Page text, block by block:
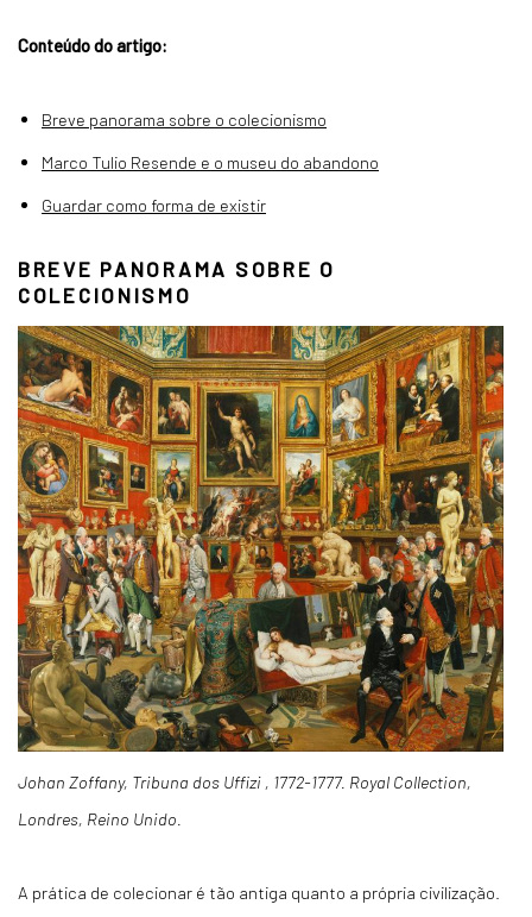
Conteúdo do artigo:
Breve panorama sobre o colecionismo
Marco Tulio Resende e o museu do abandono
Guardar como forma de existir
BREVE PANORAMA SOBRE O
COLECIONISMO
Johan Zoffany, Tribuna dos Uffizi , 1772-1777. Royal Collection,
Londres, Reino Unido.
A prática de colecionar é tão antiga quanto a própria civilização.